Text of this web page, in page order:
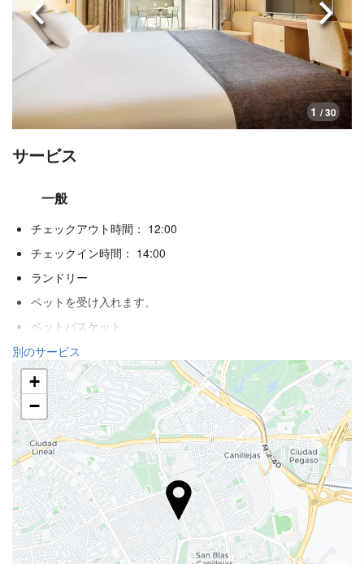
1 / 30
前へ 次へ
サービス
一般
チェックアウト時間： 12:00
チェックイン時間： 14:00
ランドリー
ペットを受け入れます。
ペットバスケット
エアコン
暖房
エレベーター
身体不自由者用のアクセス
視覚障がいを持つお客様に対応
禁煙ルーム
全館禁煙
飲食
別のサービス
+
−